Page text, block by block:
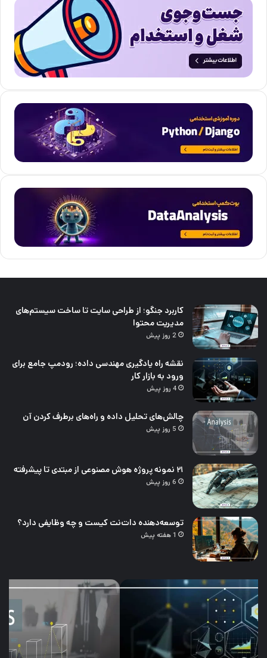
کاربرد جنگو؛ از طراحی سایت تا ساخت سیستم‌های
مدیریت محتوا
2 روز پیش
نقشه راه یادگیری مهندسی داده؛ رودمپ جامع برای
ورود به بازار کار
4 روز پیش
چالش‌های تحلیل داده و راه‌های برطرف کردن آن
5 روز پیش
۲۱ نمونه پروژه هوش مصنوعی از مبتدی تا پیشرفته
6 روز پیش
توسعه‌دهنده دات‌نت کیست و چه وظایفی دارد؟
1 هفته پیش
چالش‌های
تحلیل
داده
و
راه‌های
برطرف
۲۱
از